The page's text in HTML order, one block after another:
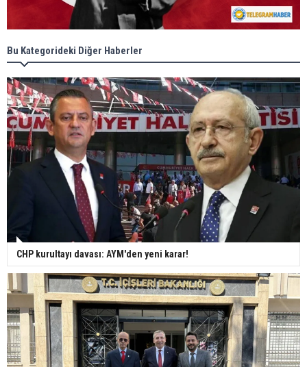
Bu Kategorideki Diğer Haberler
CHP kurultayı davası: AYM'den yeni karar!